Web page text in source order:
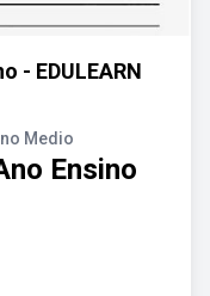
- EDULEARN
Medio
Ensino